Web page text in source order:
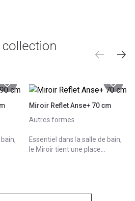
collection
Miroir Reflet Anse+ 70 cm
Autres formes
Essentiel dans la salle de bain,
le Miroir tient une place